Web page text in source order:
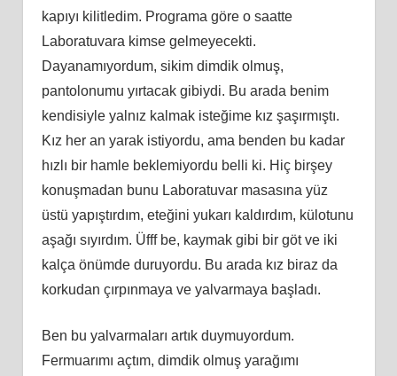
kapıyı kilitledim. Programa göre o saatte
Laboratuvara kimse gelmeyecekti.
Dayanamıyordum, sikim dimdik olmuş,
pantolonumu yırtacak gibiydi. Bu arada benim
kendisiyle yalnız kalmak isteğime kız şaşırmıştı.
Kız her an yarak istiyordu, ama benden bu kadar
hızlı bir hamle beklemiyordu belli ki. Hiç birşey
konuşmadan bunu Laboratuvar masasına yüz
üstü yapıştırdım, eteğini yukarı kaldırdım, külotunu
aşağı sıyırdım. Üfff be, kaymak gibi bir göt ve iki
kalça önümde duruyordu. Bu arada kız biraz da
korkudan çırpınmaya ve yalvarmaya başladı.
Ben bu yalvarmaları artık duymuyordum.
Fermuarımı açtım, dimdik olmuş yarağımı